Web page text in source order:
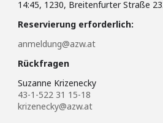
14:45, 1230, Breitenfurter Straße
Reservierung erforderlich:
anmeldung@azw.at
Rückfragen
Suzanne Krizenecky
43-1-522 31 15-18
krizenecky@azw.at